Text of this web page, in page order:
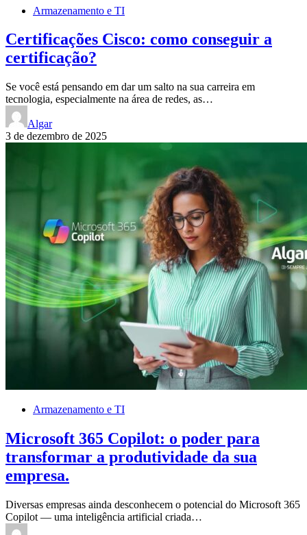
Armazenamento e TI
Certificações Cisco: como conseguir a
certificação?
Se você está pensando em dar um salto na sua carreira em
tecnologia, especialmente na área de redes, as…
Algar
3 de dezembro de 2025
Armazenamento e TI
Microsoft 365 Copilot: o poder para
transformar a produtividade da sua
empresa.
Diversas empresas ainda desconhecem o potencial do Microsoft 365
Copilot — uma inteligência artificial criada…